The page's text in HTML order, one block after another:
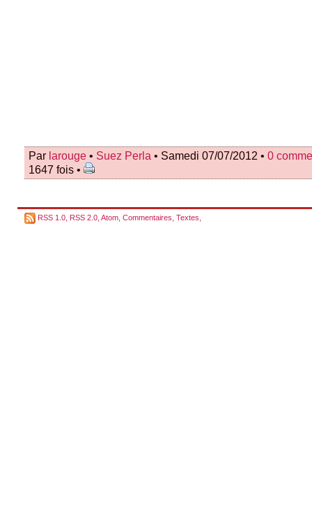
Par larouge • Suez Perla • Samedi 07/07/2012 • 0
1647 fois •
RSS 1.0 RSS 2.0 Atom Commentaires Textes